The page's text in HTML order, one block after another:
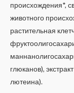
происхождения*,
животного
растительная
глюканов),
лютеина).